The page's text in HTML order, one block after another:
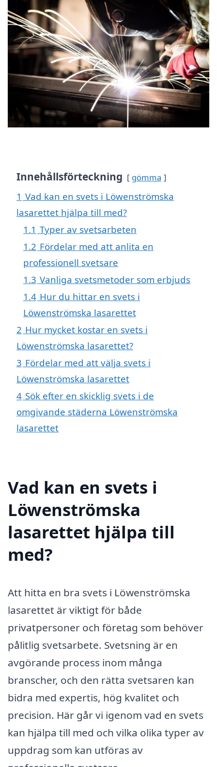
Innehållsförteckning gömma
1 Vad kan en svets i Löwenströmska
lasarettet hjälpa till med?
1.1 Typer av svetsarbeten
1.2 Fördelar med att anlita en
professionell svetsare
1.3 Vanliga svetsmetoder som erbjuds
1.4 Hur du hittar en svets i
Löwenströmska lasarettet
2 Hur mycket kostar en svets i
Löwenströmska lasarettet?
3 Fördelar med att välja svets i
Löwenströmska lasarettet
4 Sök efter en skicklig svets i de
omgivande städerna Löwenströmska
lasarettet
Vad kan en svets i
Löwenströmska
lasarettet hjälpa till
med?
Att hitta en bra svets i Löwenströmska
lasarettet är viktigt för både
privatpersoner och företag som behöver
pålitlig svetsarbete. Svetsning är en
avgörande process inom många
branscher, och den rätta svetsaren kan
bidra med expertis, hög kvalitet och
precision. Här går vi igenom vad en svets
kan hjälpa till med och vilka olika typer av
uppdrag som kan utföras av